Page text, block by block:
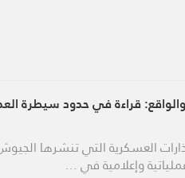
قراءة في حدود سيطرة
العسكرية التي تنشرها
وإعلامية في …